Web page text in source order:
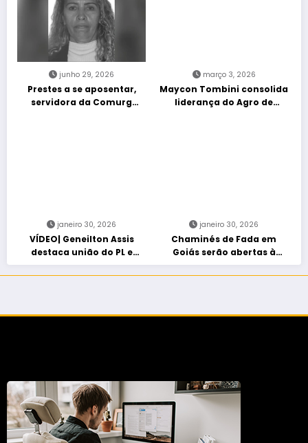
junho 29, 2026
Prestes a se aposentar,
servidora da Comurg
março 3, 2026
Maycon Tombini consolida
liderança do Agro de
janeiro 30, 2026
VÍDEO| Geneilton Assis
destaca união do PL e
consolidação de apoio a
Maycon Tombini em Jataí
janeiro 30, 2026
Chaminés de Fada em
Goiás serão abertas à
visitação controlada